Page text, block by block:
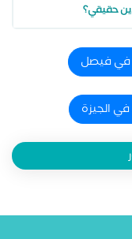
حقيقي؟
في فيصل
الجيزة